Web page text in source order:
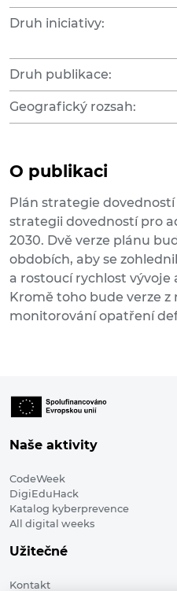
Druh iniciativy:
Druh publikace:
Geografický rozsah:
O publikaci
Plán strategie
strategii dovedností pro
2030. Dvě verze plánu
obdobích, aby se
a rostoucí rychlost
Kromě toho bude verze z
monitorování opatření
Naše aktivity
CodeWeek
DigiEduHack
Katalog kyberprevence
All digital weeks
Užitečné
Kontakt